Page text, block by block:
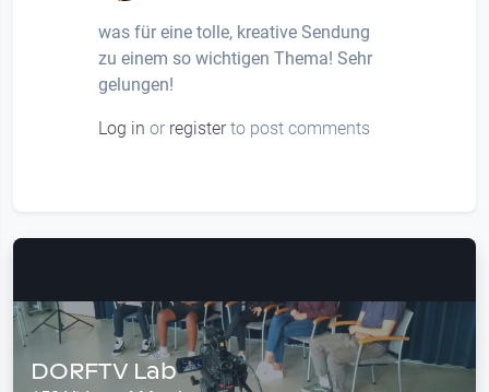
was für eine tolle, kreative Sendung
zu einem so wichtigen Thema! Sehr
gelungen!
Log in or registerto post comments
DORFTV Lab